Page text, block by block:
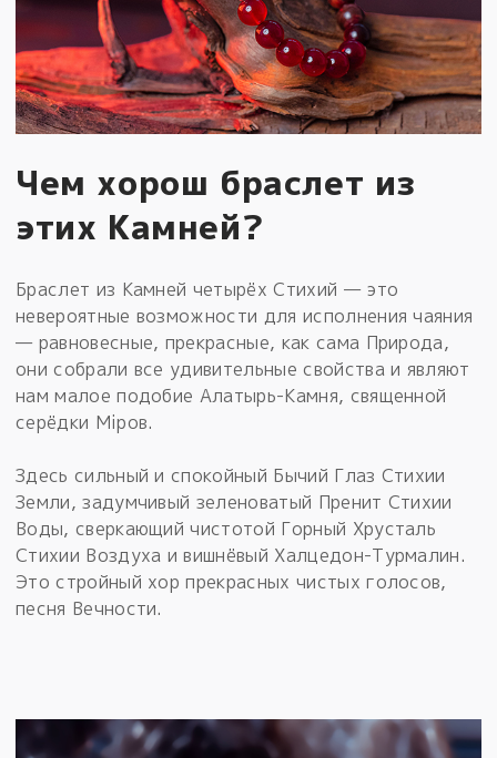
Чем хорош браслет из
этих Камней?
Браслет из Камней четырёх Стихий — это
невероятные возможности для исполнения чаяния
— равновесные, прекрасные, как сама Природа,
они собрали все удивительные свойства и являют
нам малое подобие Алатырь-Камня, священной
серёдки Мiров.
Здесь сильный и спокойный Бычий Глаз Стихии
Земли, задумчивый зеленоватый Пренит Стихии
Воды, сверкающий чистотой Горный Хрусталь
Стихии Воздуха и вишнёвый Халцедон-Турмалин.
Это стройный хор прекрасных чистых голосов,
песня Вечности.